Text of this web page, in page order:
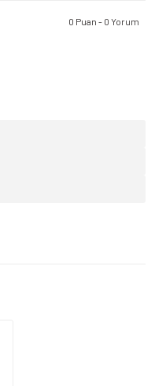
0 Puan - 0 Yorum